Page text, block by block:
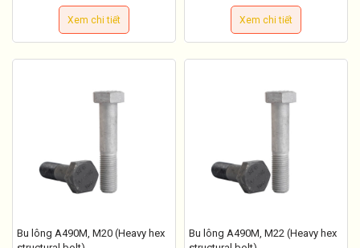
Xem chi tiết Xem chi tiết
Bu lông A490M, M20 (Heavy hex
Bu lông A490M, M22 (Heavy hex